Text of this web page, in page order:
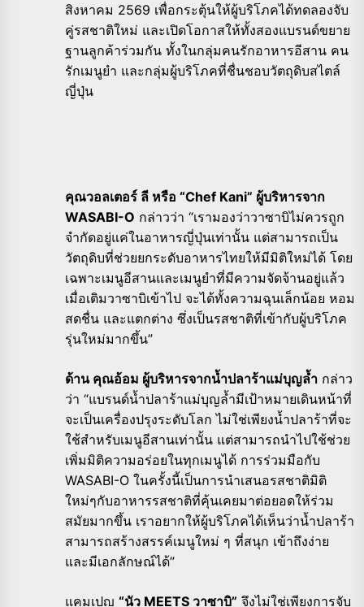
สิงหาคม 2569 เพื่อกระตุ้นให้ผู้บริโภคได้ทดลองจับ
คู่รสชาติใหม่ และเปิดโอกาสให้ทั้งสองแบรนด์ขยาย
ฐานลูกค้าร่วมกัน ทั้งในกลุ่มคนรักอาหารอีสาน คน
รักเมนูยำ และกลุ่มผู้บริโภคที่ชื่นชอบวัตถุดิบสไตล์
ญี่ปุ่น
คุณวอลเตอร์ ลี หรือ “Chef Kani” ผู้บริหารจาก
WASABI-O กล่าวว่า “เรามองว่าวาซาบิไม่ควรถูก
จำกัดอยู่แค่ในอาหารญี่ปุ่นเท่านั้น แต่สามารถเป็น
วัตถุดิบที่ช่วยยกระดับอาหารไทยให้มีมิติใหม่ได้ โดย
เฉพาะเมนูอีสานและเมนูยำที่มีความจัดจ้านอยู่แล้ว
เมื่อเติมวาซาบิเข้าไป จะได้ทั้งความฉุนเล็กน้อย หอม
สดชื่น และแตกต่าง ซึ่งเป็นรสชาติที่เข้ากับผู้บริโภค
รุ่นใหม่มากขึ้น”
ด้าน คุณอ้อม ผู้บริหารจากน้ำปลาร้าแม่บุญล้ำ กล่าว
ว่า “แบรนด์น้ำปลาร้าแม่บุญล้ำมีเป้าหมายเดินหน้าที่
จะเป็นเครื่องปรุงระดับโลก ไม่ใช่เพียงน้ำปลาร้าที่จะ
ใช้สำหรับเมนูอีสานเท่านั้น แต่สามารถนำไปใช้ช่วย
เพิ่มมิติความอร่อยในทุกเมนูได้ การร่วมมือกับ
WASABI-O ในครั้งนี้เป็นการนำเสนอรสชาติมิติ
ใหม่ๆกับอาหารรสชาติที่คุ้นเคยมาต่อยอดให้ร่วม
สมัยมากขึ้น เราอยากให้ผู้บริโภคได้เห็นว่าน้ำปลาร้า
สามารถสร้างสรรค์เมนูใหม่ ๆ ที่สนุก เข้าถึงง่าย
และมีเอกลักษณ์ได้”
แคมเปญ “นัว MEETS วาซาบิ” จึงไม่ใช่เพียงการจับ